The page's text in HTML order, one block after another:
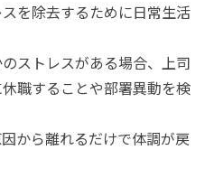
を除去するために日常生活
ストレスがある場合、上司
職することや部署異動を検
から離れるだけで体調が戻